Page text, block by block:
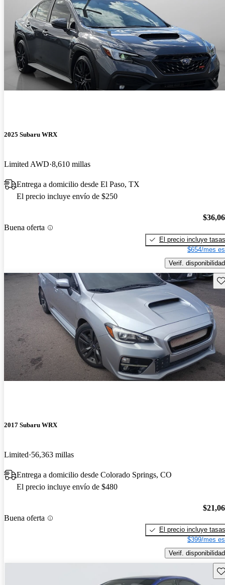
2025 Subaru WRX
Limited AWD 8,610 millas
Entrega a domicilio desde El Paso, TX
El precio incluye envío de $250
Buena oferta
El precio incluye tasas
$654/mes
Verif. disponibilidad
2017 Subaru WRX
Limited 56,363 millas
Entrega a domicilio desde Colorado Springs, CO
El precio incluye envío de $480
Buena oferta
El precio incluye tasas
$399/mes
Verif. disponibilidad